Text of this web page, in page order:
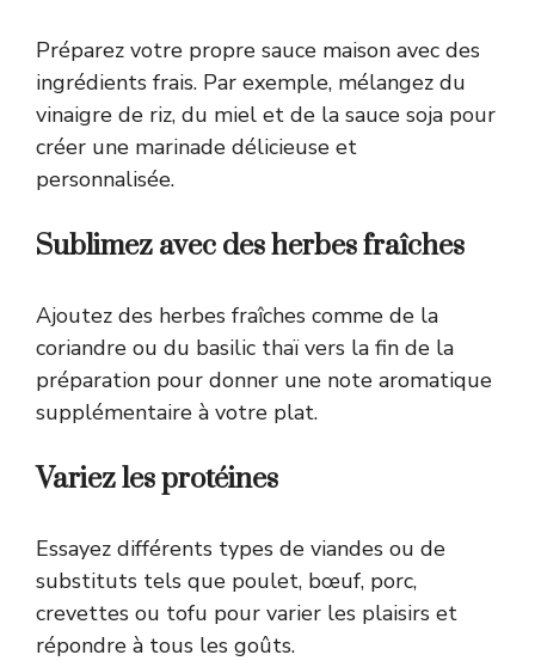
Préparez votre propre sauce maison avec des
ingrédients frais. Par exemple, mélangez du
vinaigre de riz, du miel et de la sauce soja pour
créer une marinade délicieuse et
personnalisée.
Sublimez avec des herbes fraîches
Ajoutez des herbes fraîches comme de la
coriandre ou du basilic thaï vers la fin de la
préparation pour donner une note aromatique
supplémentaire à votre plat.
Variez les protéines
Essayez différents types de viandes ou de
substituts tels que poulet, bœuf, porc,
crevettes ou tofu pour varier les plaisirs et
répondre à tous les goûts.